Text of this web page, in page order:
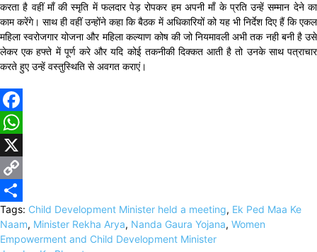
करता है वहीं माँ की स्मृति में फलदार पेड़ रोपकर हम अपनी माँ के प्रति उन्हें सम्मान देने का
काम करेंगे। साथ ही वहीं उन्होंने कहा कि बैठक में अधिकारियों को यह भी निर्देश दिए हैं कि एकल
महिला स्वरोजगार योजना और महिला कल्याण कोष की जो नियमावली अभी तक नही बनी है उसे
लेकर एक हफ्ते में पूर्ण करे और यदि कोई तकनीकी दिक्कत आती है तो उनके साथ पत्राचार
करते हुए उन्हें वस्तुस्थिति से अवगत कराएं।
Facebook
WhatsApp
X
Copy
Link
Share
Tags: Child Development Minister held a meeting, Ek Ped Maa Ke
Naam, Minister Rekha Arya, Nanda Gaura Yojana, Women
Empowerment and Child Development Minister